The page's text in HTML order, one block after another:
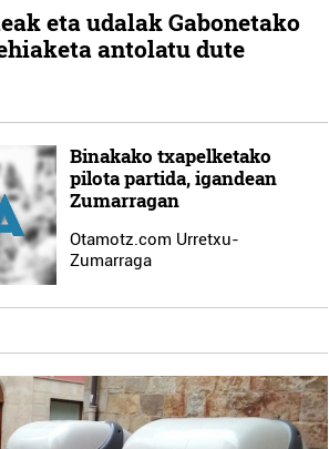
eta udalak Gabonetako
antolatu dute
Binakako txapelketako
pilota partida, igandean
Zumarragan
Otamotz.com Urretxu-
Zumarraga